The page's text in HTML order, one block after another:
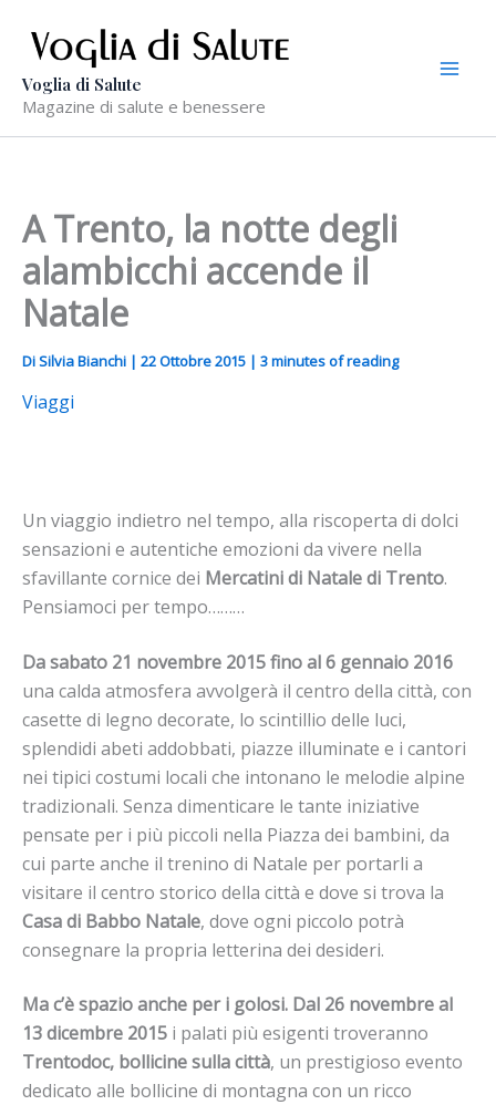
contenuto
Voglia di Salute
Magazine di salute e benessere
A Trento, la notte degli
alambicchi accende il
Natale
DiSilvia Bianchi | 22 Ottobre 2015 | 3 minutes of reading
Viaggi
Un viaggio indietro nel tempo, alla riscoperta di dolci
sensazioni e autentiche emozioni da vivere nella
sfavillante cornice dei Mercatini di Natale di Trento.
Pensiamoci per tempo………
Da sabato 21 novembre 2015 fino al 6 gennaio 2016
una calda atmosfera avvolgerà il centro della città, con
casette di legno decorate, lo scintillio delle luci,
splendidi abeti addobbati, piazze illuminate e i cantori
nei tipici costumi locali che intonano le melodie alpine
tradizionali. Senza dimenticare le tante iniziative
pensate per i più piccoli nella Piazza dei bambini, da
cui parte anche il trenino di Natale per portarli a
visitare il centro storico della città e dove si trova la
Casa di Babbo Natale, dove ogni piccolo potrà
consegnare la propria letterina dei desideri.
Ma c’è spazio anche per i golosi. Dal 26 novembre al
13 dicembre 2015 i palati più esigenti troveranno
Trentodoc, bollicine sulla città, un prestigioso evento
dedicato alle bollicine di montagna con un ricco